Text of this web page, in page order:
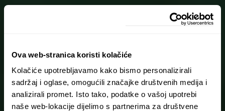
Ova web-stranica koristi kolačiće
Kolačiće upotrebljavamo kako bismo personalizirali
sadržaj i oglase, omogućili značajke društvenih medija i
analizirali promet. Isto tako, podatke o vašoj upotrebi
naše web-lokacije dijelimo s partnerima za društvene